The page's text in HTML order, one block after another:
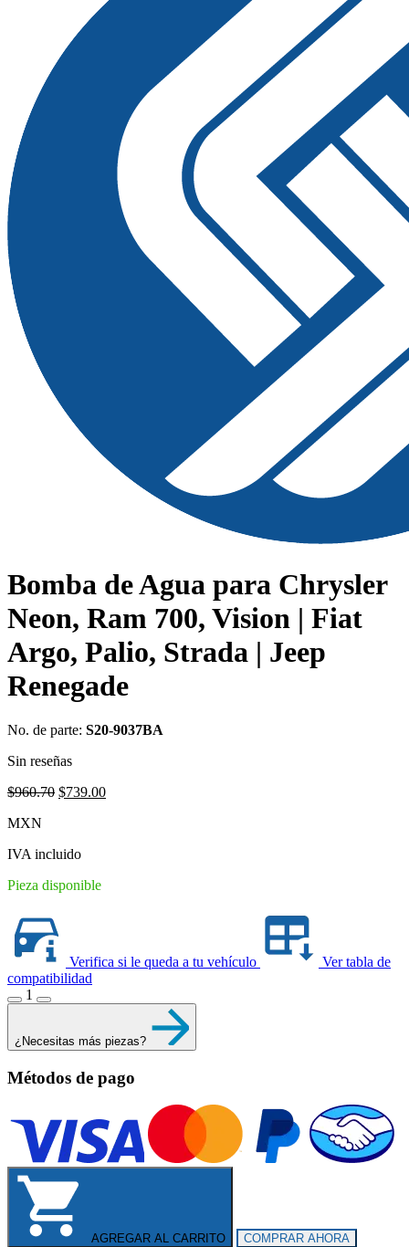
Bomba de Agua para Chrysler
Neon, Ram 700, Vision | Fiat
Argo, Palio, Strada | Jeep
Renegade
No. de parte: S20-9037BA
Sin reseñas
$960.70 Original
$739.00Current
MXN
IVA incluido
Pieza disponible
Verifica si le queda a tu vehículo
Ver tabla de
compatibilidad
1
¿Necesitas más piezas?
Métodos de pago
AGREGAR AL CARRITO COMPRAR AHORA